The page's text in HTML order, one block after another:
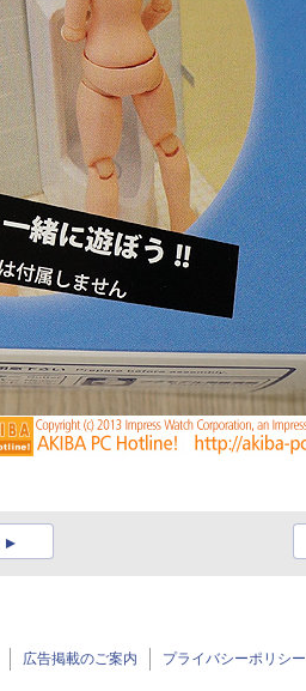
広告掲載のご案内 プライバシーポリシー